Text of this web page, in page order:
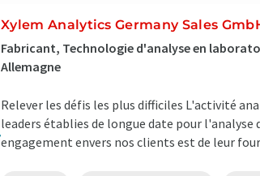
Xylem Analytics Germany Sales
Fabricant, Technologie d'analyse en
Allemagne
Relever les défis les plus difficiles L'activité
leaders établies de longue date pour
engagement envers nos clients est de leur